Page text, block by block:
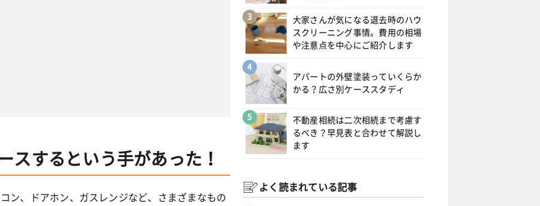
スするという手があった！
ン、ドアホン、ガスレンジなど、さまざまなもの
3
大家さんが気になる退去時のハウ
スクリーニング事情。費用の相場
や注意点を中心にご紹介します
4
アパートの外壁塗装っていくらか
かる？広さ別ケーススタディ
5
不動産相続は二次相続まで考慮す
るべき？早見表と合わせて解説し
ます
よく読まれている記事